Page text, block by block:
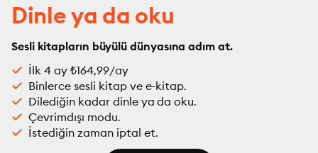
Dinle ya da oku
Sesli kitapların büyülü dünyasına adım at.
İlk 4 ay ₺164,99/ay
Binlerce sesli kitap ve e-kitap.
Dilediğin kadar dinle ya da oku.
Çevrimdışı modu.
İstediğin zaman iptal et.